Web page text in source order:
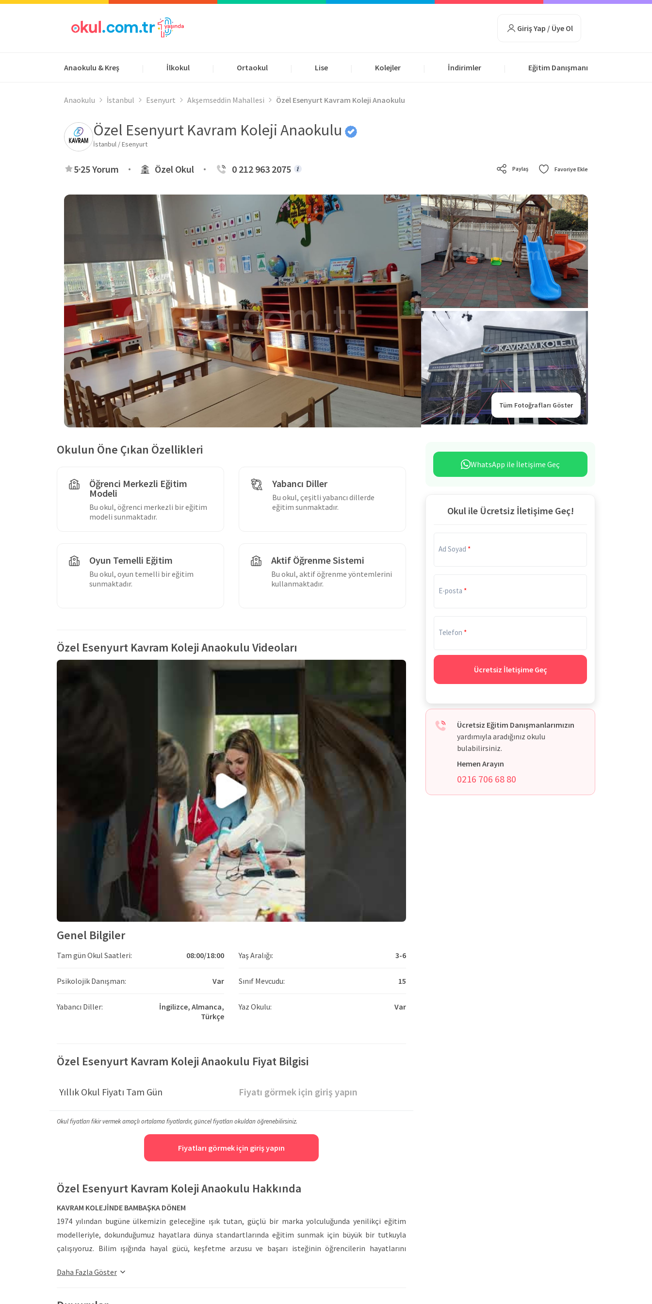
Giriş Yap / Üye Ol
Anaokulu & Kreş İlkokul Ortaokul Lise Kolejler İndirimler Eğitim Danışmanı
Anaokulu İstanbul Esenyurt Akşemseddin Mahallesi Özel Esenyurt Kavram Koleji Anaokulu
Özel Esenyurt Kavram Koleji Anaokulu
İstanbul / Esenyurt
Favoriye Ekle
Paylaş
5 25 Yorum Özel Okul 0 212 963 2075
Tüm Fotoğrafları Göster
Okulun Öne Çıkan Özellikleri
Öğrenci Merkezli Eğitim
Modeli
Bu okul, öğrenci merkezli bir eğitim
modeli sunmaktadır.
Yabancı Diller
Bu okul, çeşitli yabancı dillerde
eğitim sunmaktadır.
Oyun Temelli Eğitim
Bu okul, oyun temelli bir eğitim
sunmaktadır.
Aktif Öğrenme Sistemi
Bu okul, aktif öğrenme yöntemlerini
kullanmaktadır.
Özel Esenyurt Kavram Koleji Anaokulu Videoları
Genel Bilgiler
Tam gün Okul Saatleri: 08:00/18:00 Yaş Aralığı: 3-6
Psikolojik Danışman: Var Sınıf Mevcudu: 15
Yabancı Diller: İngilizce, Almanca,
Türkçe
Yaz Okulu: Var
Özel Esenyurt Kavram Koleji Anaokulu Fiyat Bilgisi
Yıllık Okul Fiyatı Tam Gün Fiyatı görmek için giriş yapın
Okul fiyatları fikir vermek amaçlı ortalama fiyatlardır, güncel fiyatları okuldan öğrenebilirsiniz.
Fiyatları görmek için giriş yapın
Özel Esenyurt Kavram Koleji Anaokulu Hakkında
KAVRAM KOLEJİNDE BAMBAŞKA DÖNEM
1974 yılından bugüne ülkemizin geleceğine ışık tutan, güçlü bir marka yolculuğunda yenilikçi eğitim
modelleriyle, dokunduğumuz hayatlara dünya standartlarında eğitim sunmak için büyük bir tutkuyla
çalışıyoruz. Bilim ışığında hayal gücü, keşfetme arzusu ve başarı isteğinin öğrencilerin hayatlarını
devam ediyoruz. Milli Eğitim Bakanlığı’ndan “Kitlesel Başarıda 1 Numara” tescilini almayı başaran tek
Daha Fazla Göster
WhatsApp ile İletişime Geç
Okul ile Ücretsiz İletişime Geç!
Ad Soyad
E-posta
Telefon
Ücretsiz İletişime Geç
Ücretsiz Eğitim Danışmanlarımızın
yardımıyla aradığınız okulu
bulabilirsiniz.
Hemen Arayın
0216 706 68 80